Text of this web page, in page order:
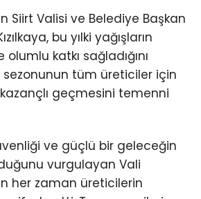
Siirt Valisi ve Belediye Başkan
bu yılki yağışların
katkı sağladığını
tüm üreticiler için
geçmesini temenni
ve güçlü bir geleceğin
vurgulayan Vali
her zaman üreticilerin